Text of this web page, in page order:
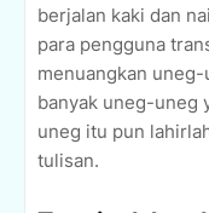
berjalan kaki dan
para pengguna
menuangkan
banyak uneg-uneg
uneg itu pun
tulisan.